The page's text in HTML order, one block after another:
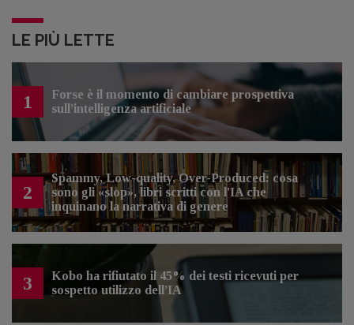
LE PIÙ LETTE
1
Forse è il momento di cambiare prospettiva
sull’intelligenza artificiale
2
Spammy, Low-quality, Over-Produced: cosa
sono gli «slop», libri scritti con l'IA che
inquinano la narrativa di genere
3
Kobo ha rifiutato il 45% dei testi ricevuti per
sospetto utilizzo dell’IA